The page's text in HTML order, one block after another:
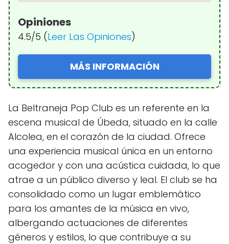
Opiniones
4.5/5 (Leer Las Opiniones)
MÁS INFORMACIÓN
La Beltraneja Pop Club es un referente en la
escena musical de Úbeda, situado en la calle
Alcolea, en el corazón de la ciudad. Ofrece
una experiencia musical única en un entorno
acogedor y con una acústica cuidada, lo que
atrae a un público diverso y leal. El club se ha
consolidado como un lugar emblemático
para los amantes de la música en vivo,
albergando actuaciones de diferentes
géneros y estilos, lo que contribuye a su